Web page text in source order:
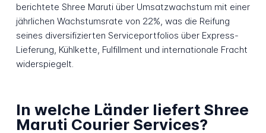
berichtete Shree Maruti über Umsatzwachstum mit einer
jährlichen Wachstumsrate von 22%, was die Reifung
seines diversifizierten Serviceportfolios über Express-
Lieferung, Kühlkette, Fulfillment und internationale Fracht
widerspiegelt.
In welche Länder liefert Shree
Maruti Courier Services?